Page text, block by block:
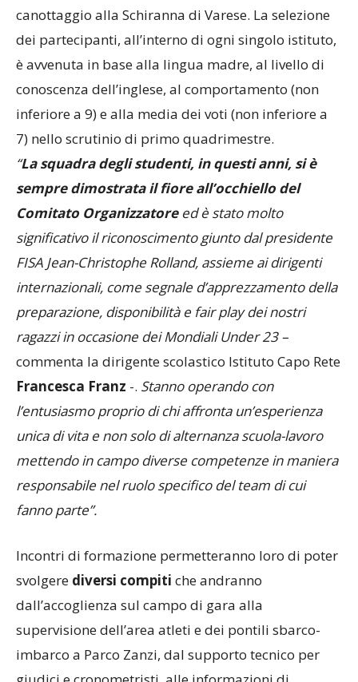
canottaggio alla Schiranna di Varese. La selezione
dei partecipanti, all’interno di ogni singolo istituto,
è avvenuta in base alla lingua madre, al livello di
conoscenza dell’inglese, al comportamento (non
inferiore a 9) e alla media dei voti (non inferiore a
7) nello scrutinio di primo quadrimestre.
“La squadra degli studenti, in questi anni, si è
sempre dimostrata il fiore all’occhiello del
Comitato Organizzatoreed è stato molto
significativo il riconoscimento giunto dal presidente
FISA Jean-Christophe Rolland, assieme ai dirigenti
internazionali, come segnale d’apprezzamento della
preparazione, disponibilità e fair play dei nostri
ragazzi in occasione dei Mondiali Under 23 –
commenta la dirigente scolastico Istituto Capo Rete
Francesca Franz -. Stanno operando con
l’entusiasmo proprio di chi affronta un’esperienza
unica di vita e non solo di alternanza scuola-lavoro
mettendo in campo diverse competenze in maniera
responsabile nel ruolo specifico del team di cui
fanno parte”.
Incontri di formazione permetteranno loro di poter
svolgere diversi compiti che andranno
dall’accoglienza sul campo di gara alla
supervisione dell’area atleti e dei pontili sbarco-
imbarco a Parco Zanzi, dal supporto tecnico per